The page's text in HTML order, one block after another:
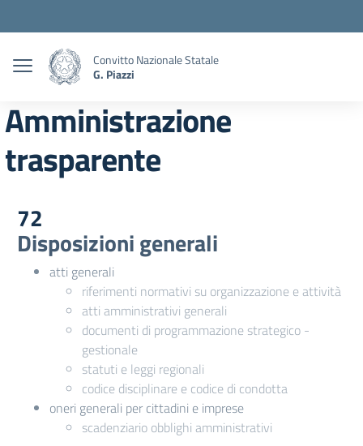
Convitto Nazionale Statale
G. Piazzi
Amministrazione
trasparente
72
Disposizioni generali
atti generali
riferimenti normativi su organizzazione e attività
atti amministrativi generali
documenti di programmazione strategico -
gestionale
statuti e leggi regionali
codice disciplinare e codice di condotta
oneri generali per cittadini e imprese
scadenziario obblighi amministrativi